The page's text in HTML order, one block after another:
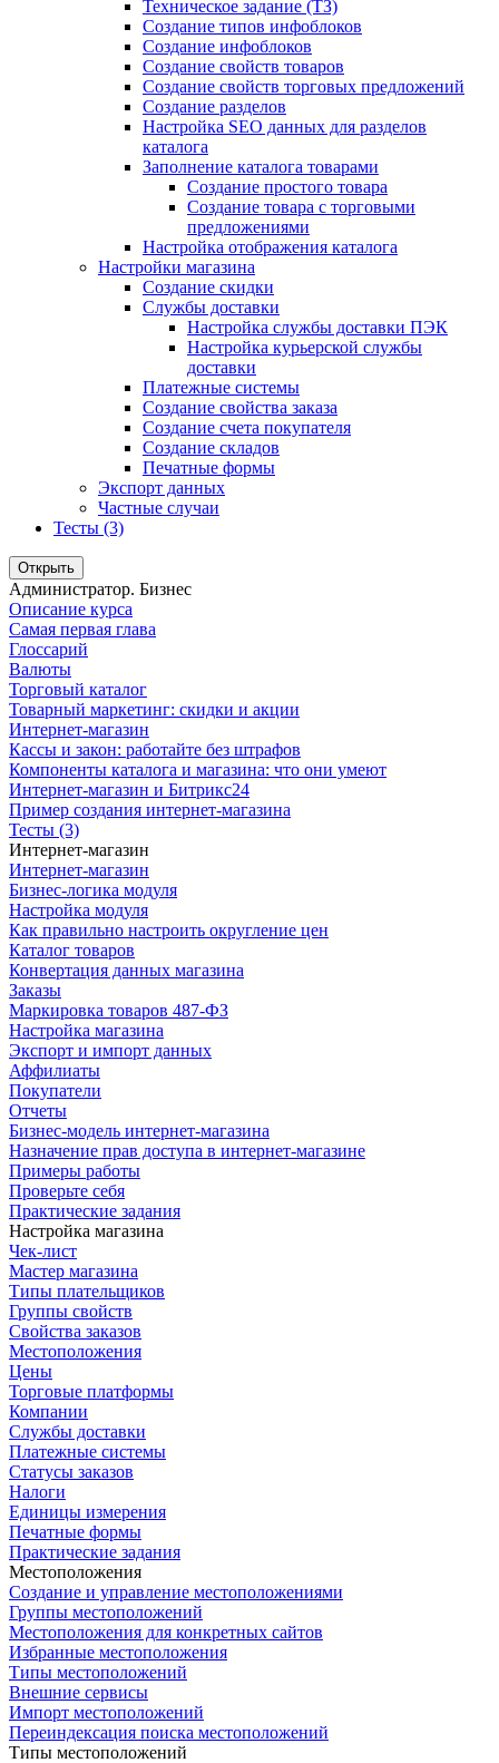
Техническое задание (ТЗ)
Создание типов инфоблоков
Создание инфоблоков
Создание свойств товаров
Создание свойств торговых предложений
Создание разделов
Настройка SEO данных для разделов
каталога
Заполнение каталога товарами
Создание простого товара
Создание товара с торговыми
предложениями
Настройка отображения каталога
Настройки магазина
Создание скидки
Службы доставки
Настройка службы доставки ПЭК
Настройка курьерской службы
доставки
Платежные системы
Создание свойства заказа
Создание счета покупателя
Создание складов
Печатные формы
Экспорт данных
Частные случаи
Тесты (3)
Открыть
Администратор. Бизнес
Описание курса
Самая первая глава
Глоссарий
Валюты
Торговый каталог
Товарный маркетинг: скидки и акции
Интернет-магазин
Кассы и закон: работайте без штрафов
Компоненты каталога и магазина: что они умеют
Интернет-магазин и Битрикс24
Пример создания интернет-магазина
Тесты (3)
Интернет-магазин
Интернет-магазин
Бизнес-логика модуля
Настройка модуля
Как правильно настроить округление цен
Каталог товаров
Конвертация данных магазина
Заказы
Маркировка товаров 487-ФЗ
Настройка магазина
Экспорт и импорт данных
Аффилиаты
Покупатели
Отчеты
Бизнес-модель интернет-магазина
Назначение прав доступа в интернет-магазине
Примеры работы
Проверьте себя
Практические задания
Настройка магазина
Чек-лист
Мастер магазина
Типы плательщиков
Группы свойств
Свойства заказов
Местоположения
Цены
Торговые платформы
Компании
Службы доставки
Платежные системы
Статусы заказов
Налоги
Единицы измерения
Печатные формы
Практические задания
Местоположения
Создание и управление местоположениями
Группы местоположений
Местоположения для конкретных сайтов
Избранные местоположения
Типы местоположений
Внешние сервисы
Импорт местоположений
Переиндексация поиска местоположений
Типы местоположений